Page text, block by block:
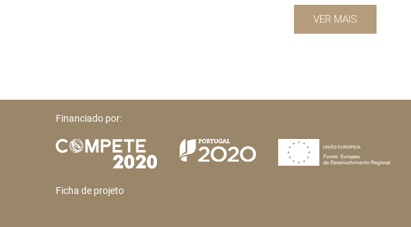
VER MAIS
Financiado por:
Ficha de projeto